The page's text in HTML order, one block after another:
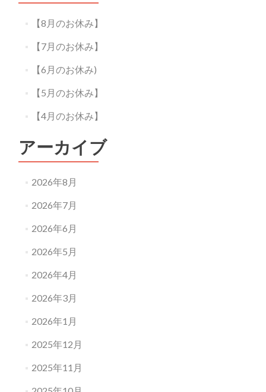
【8月のお休み】
【7月のお休み】
【6月のお休み)
【5月のお休み】
【4月のお休み】
アーカイブ
2026年8月
2026年7月
2026年6月
2026年5月
2026年4月
2026年3月
2026年1月
2025年12月
2025年11月